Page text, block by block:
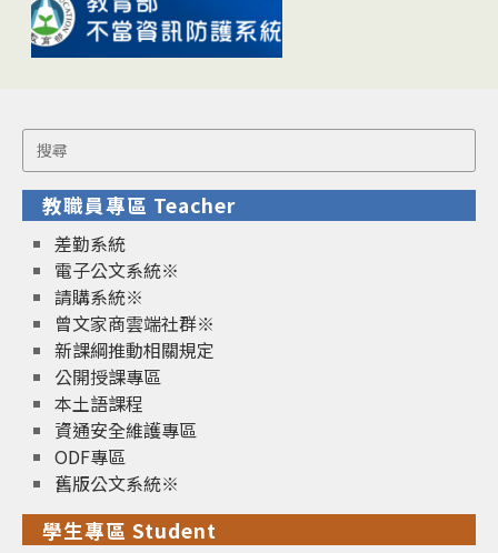
Search
for:
教職員專區 Teacher
差勤系統
電子公文系統※
請購系統※
曾文家商雲端社群※
新課綱推動相關規定
公開授課專區
本土語課程
資通安全維護專區
ODF專區
舊版公文系統※
學生專區 Student